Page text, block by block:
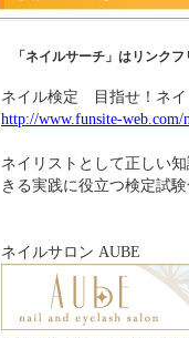
「ネイルサーチ」はリンク
ネイル検定 目指せ！ネイ
http://www.funsite-web.com/
ネイリストとして正しい
きる実践に役立つ検定試
ネイルサロン AUBE